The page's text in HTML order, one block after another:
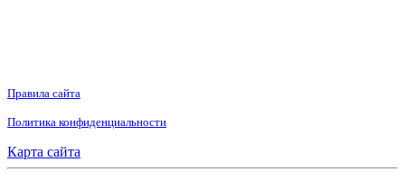
Правила сайта
Политика конфиденциальности
Карта сайта